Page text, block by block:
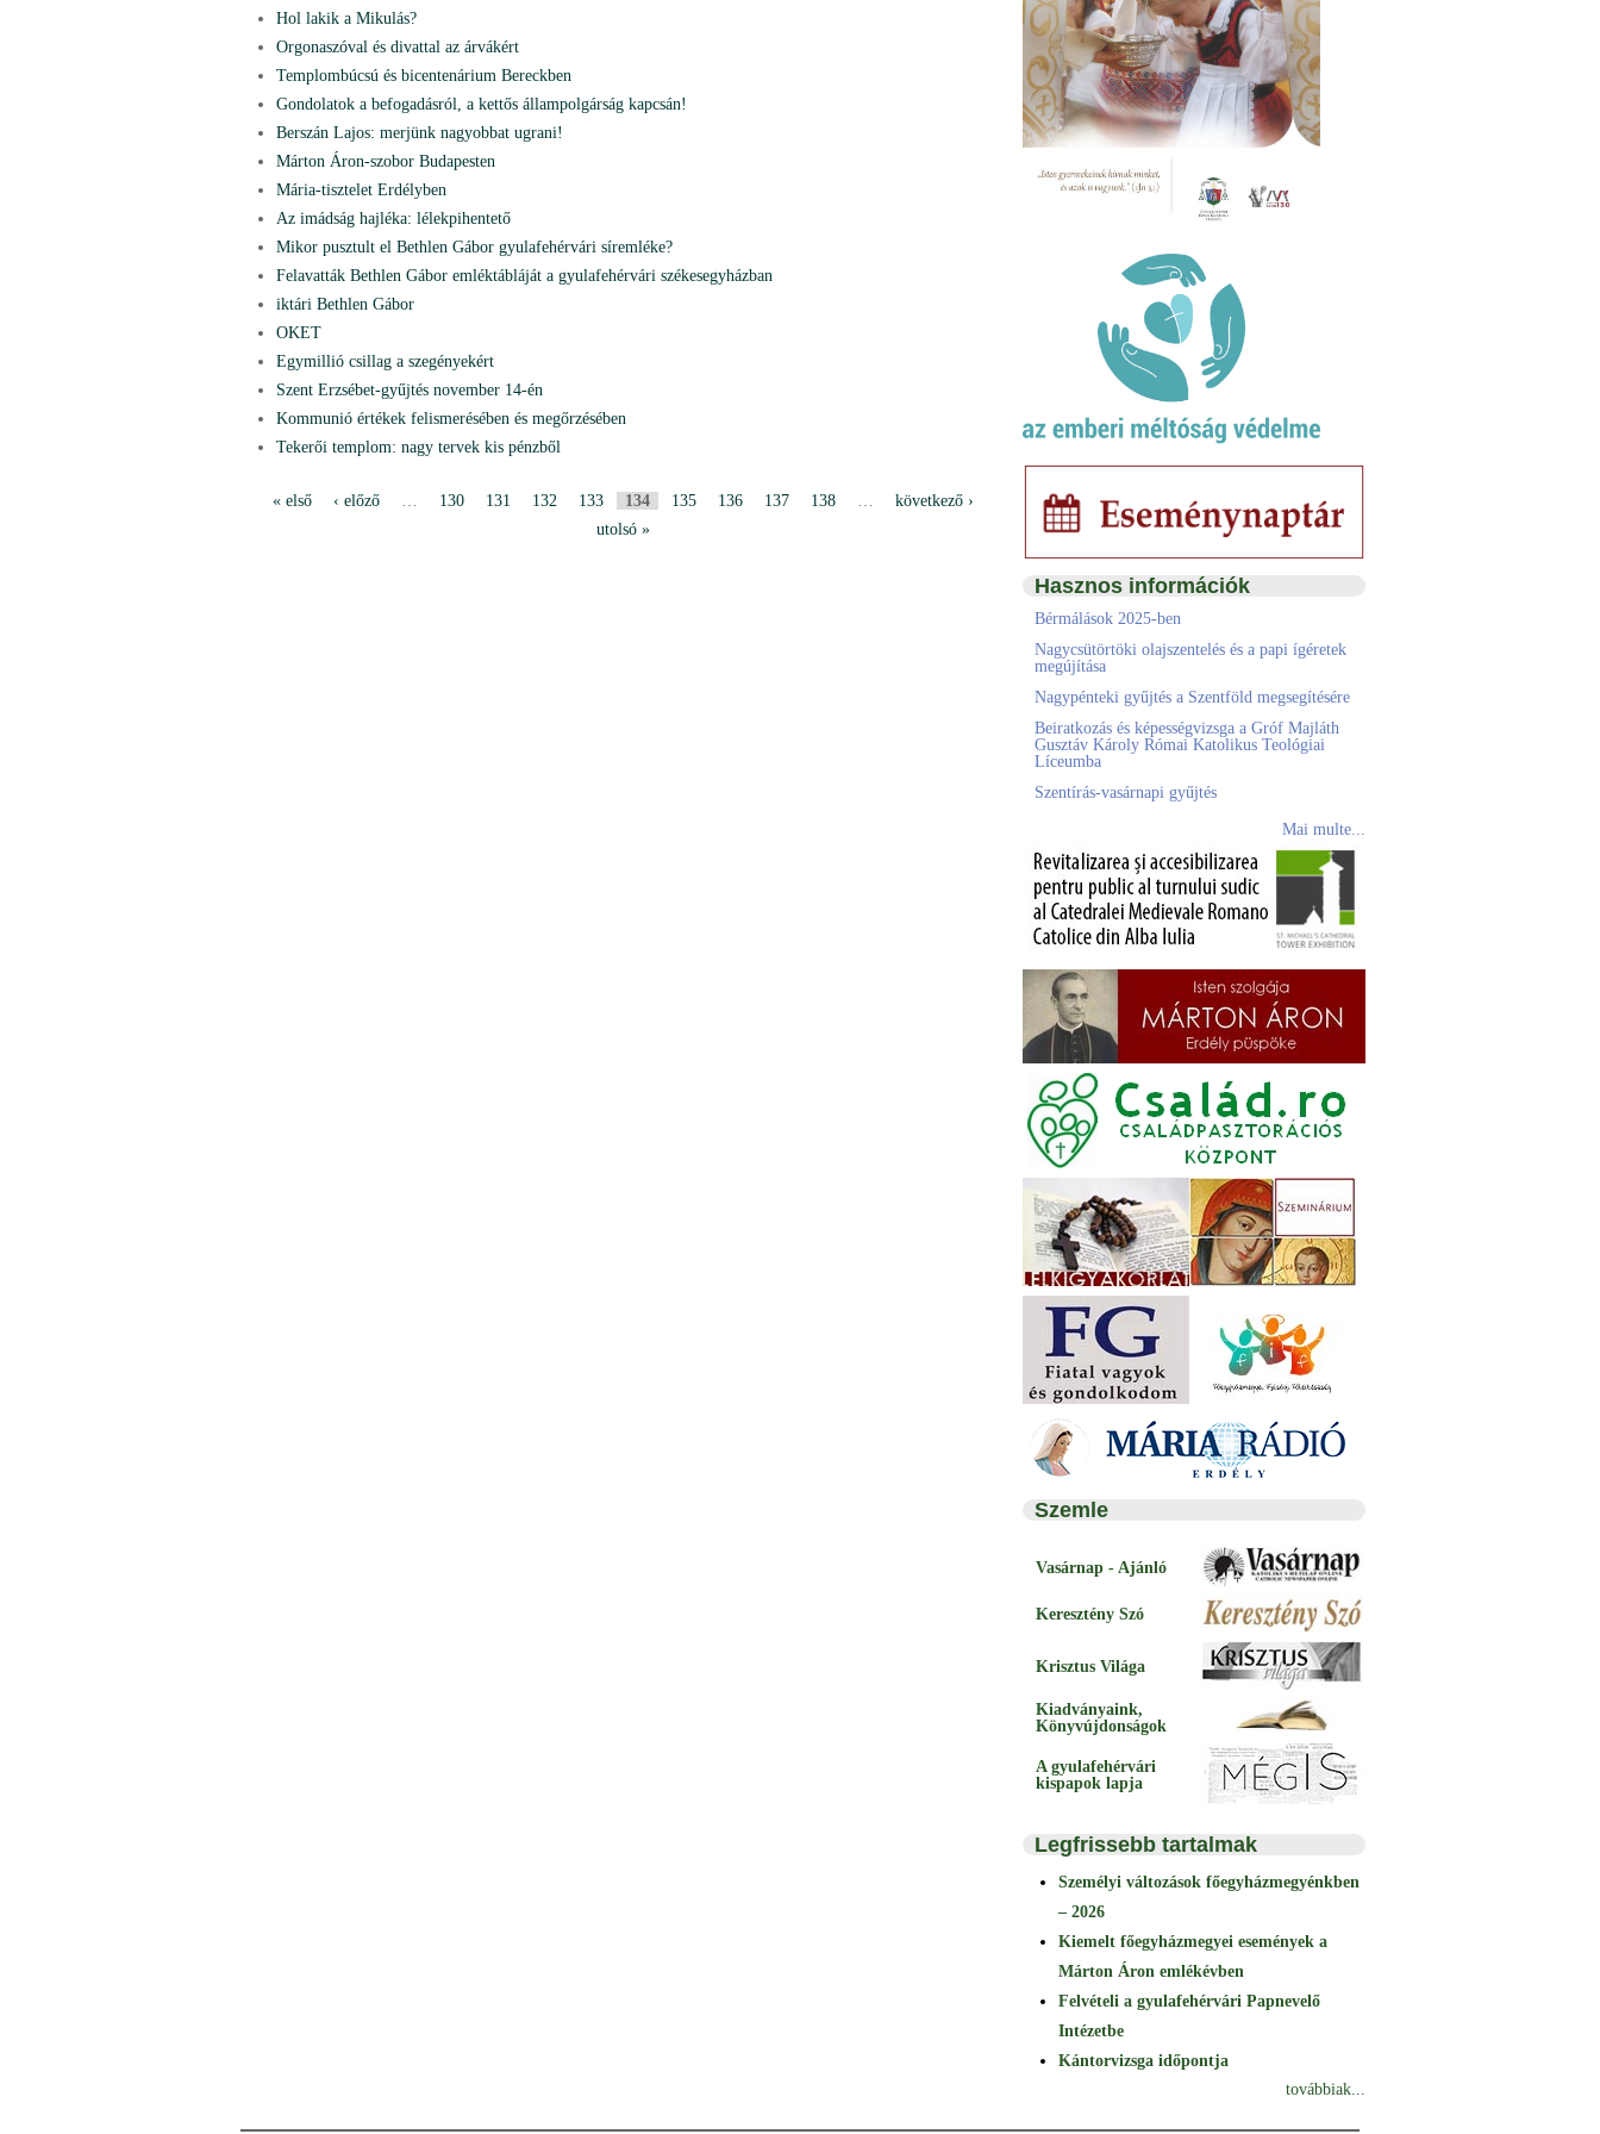
Hol lakik a Mikulás?
Orgonaszóval és divattal az árvákért
Templombúcsú és bicentenárium Bereckben
Gondolatok a befogadásról, a kettős állampolgárság kapcsán!
Berszán Lajos: merjünk nagyobbat ugrani!
Márton Áron-szobor Budapesten
Mária-tisztelet Erdélyben
Az imádság hajléka: lélekpihentető
Mikor pusztult el Bethlen Gábor gyulafehérvári síremléke?
Felavatták Bethlen Gábor emléktábláját a gyulafehérvári székesegyházban
iktári Bethlen Gábor
OKET
Egymillió csillag a szegényekért
Szent Erzsébet-gyűjtés november 14-én
Kommunió értékek felismerésében és megőrzésében
Tekerői templom: nagy tervek kis pénzből
« első ‹ előző … 130 131 132 133 134 135 136 137 138 …
következő ›
utolsó »
Hasznos információk
Bérmálások 2025-ben
Nagycsütörtöki olajszentelés és a papi ígéretek
megújítása
Nagypénteki gyűjtés a Szentföld megsegítésére
Beiratkozás és képességvizsga a Gróf Majláth
Gusztáv Károly Római Katolikus Teológiai
Líceumba
Szentírás-vasárnapi gyűjtés
Mai multe...
Szemle
Vasárnap - Ajánló
Keresztény Szó
Krisztus Világa
Kiadványaink,
Könyvújdonságok
A gyulafehérvári
kispapok lapja
Legfrissebb tartalmak
Személyi változások főegyházmegyénkben
– 2026
Kiemelt főegyházmegyei események a
Márton Áron emlékévben
Felvételi a gyulafehérvári Papnevelő
Intézetbe
Kántorvizsga időpontja
továbbiak...